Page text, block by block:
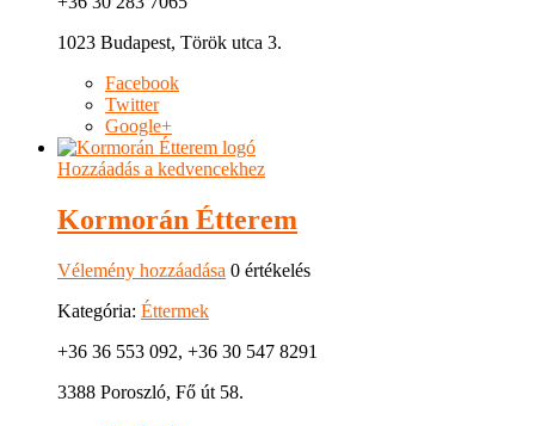
1023 Budapest, Török utca 3.
Facebook
Twitter
Google+
Hozzáadás a kedvencekhez
Kormorán Étterem
Vélemény hozzáadása 0 értékelés
Kategória: Éttermek
+36 36 553 092, +36 30 547 8291
3388 Poroszló, Fő út 58.